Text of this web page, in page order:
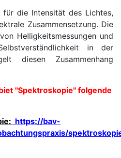
für die Intensität des Lichtes,
Zusammensetzung. Die
Helligkeitsmessungen und
in der
diesen Zusammenhang
"Spektroskopie" folgende
https://bav-